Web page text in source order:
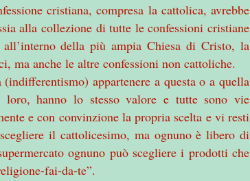
cristiana, compresa la cattolica, avrebbe
alla collezione di tutte le confessioni cristiane
della più ampia Chiesa di Cristo, la
ma anche le altre confessioni non cattoliche.
appartenere a questa o a quella
loro, hanno lo stesso valore e tutte sono vie
e con convinzione la propria scelta e vi resti
il cattolicesimo, ma ognuno è libero di
ognuno può scegliere i prodotti che
fai-da-te”.